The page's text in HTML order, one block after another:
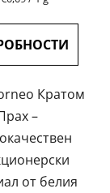
4,5
звезди.Кратом
–
от белия